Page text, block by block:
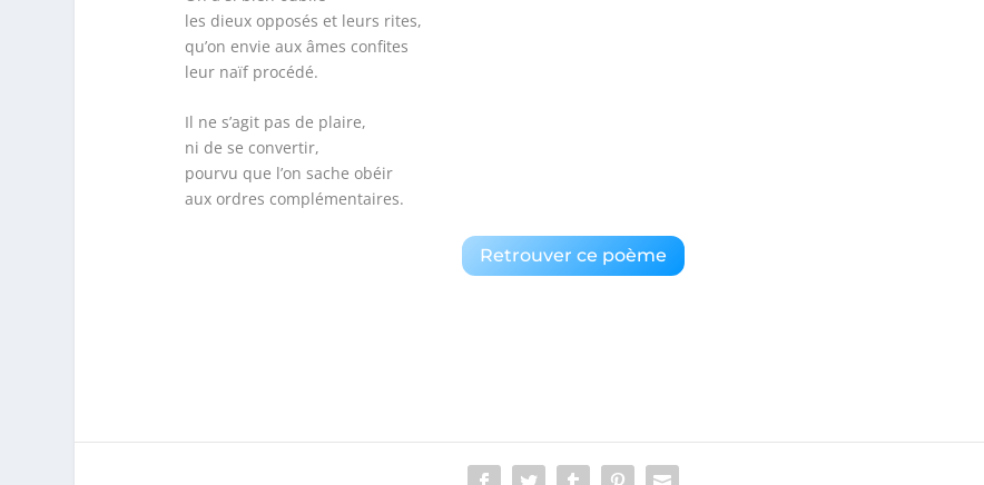
les dieux opposés et leurs rites,
qu’on envie aux âmes confites
leur naïf procédé.
Il ne s’agit pas de plaire,
ni de se convertir,
pourvu que l’on sache obéir
aux ordres complémentaires.
Retrouver ce poème